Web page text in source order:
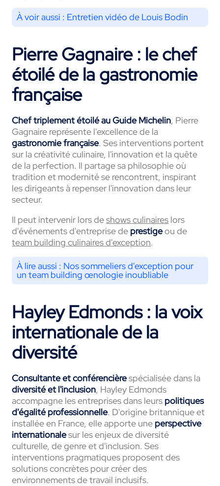
À voir aussi : Entretien vidéo de Louis Bodin
Pierre Gagnaire : le chef
étoilé de la gastronomie
française
Chef triplement étoilé au Guide Michelin, Pierre
Gagnaire représente l'excellence de la
gastronomie française. Ses interventions portent
sur la créativité culinaire, l'innovation et la quête
de la perfection. Il partage sa philosophie où
tradition et modernité se rencontrent, inspirant
les dirigeants à repenser l'innovation dans leur
secteur.
Il peut intervenir lors deshows culinaires lors
d'événements d'entreprise de prestigeou de
team building culinaires d'exception.
À lire aussi : Nos sommeliers d'exception pour
un team building œnologie inoubliable
Hayley Edmonds : la voix
internationale de la
diversité
Consultante et conférencièrespécialisée dans la
diversité et l'inclusion, Hayley Edmonds
accompagne les entreprises dans leurs politiques
d'égalité professionnelle. D'origine britannique et
installée en France, elle apporte une perspective
internationalesur les enjeux de diversité
culturelle, de genre et d'inclusion. Ses
interventions pragmatiques proposent des
solutions concrètes pour créer des
environnements de travail inclusifs.